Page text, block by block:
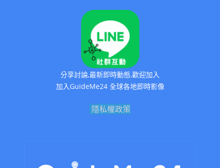
分享討論,最新即時動態,歡迎加入
加入GuideMe24 全球各地即時影像
隱私權政策